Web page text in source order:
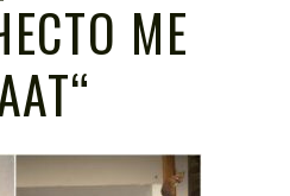
МЕ